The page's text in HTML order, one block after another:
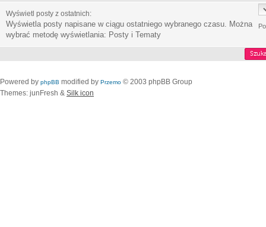
Wyświetl posty z ostatnich:
Wyświetla posty napisane w ciągu ostatniego wybranego czasu. Można
wybrać metodę wyświetlania: Posty i Tematy
Powered by phpBB modified by Przemo © 2003 phpBB Group
Themes: junFresh & Silk icon